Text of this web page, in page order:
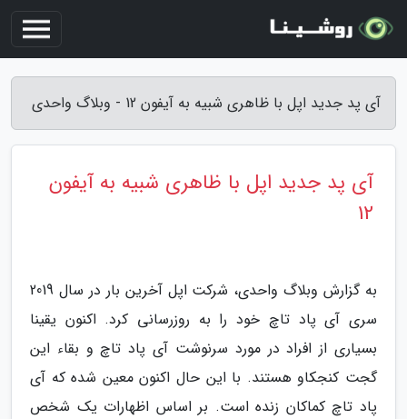
آی پد جدید اپل با ظاهری شبیه به آیفون 12 - وبلاگ واحدی
آی پد جدید اپل با ظاهری شبیه به آیفون
12
به گزارش وبلاگ واحدی، شرکت اپل آخرین بار در سال 2019
سری آی پاد تاچ خود را به روزرسانی کرد. اکنون یقینا
بسیاری از افراد در مورد سرنوشت آی پاد تاچ و بقاء این
گجت کنجکاو هستند. با این حال اکنون معین شده که آی
پاد تاچ کماکان زنده است. بر اساس اظهارات یک شخص